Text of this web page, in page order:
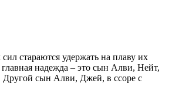
стараются удержать на плаву их
надежда – это сын Алви, Нейт,
Другой сын Алви, Джей, в ссоре с